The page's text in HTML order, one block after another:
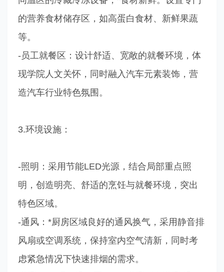
的营养食材储存区，如高蛋白食材、新鲜果蔬
等。
-员工就餐区：设计舒适、宽敞的就餐环境，体
现学院人文关怀，同时融入汽车元素装饰，营
造汽车行业特色氛围。
3.环境设施：
-照明：采用节能LED光源，结合局部重点照
明，创造明亮、舒适的烹饪与就餐环境，突出
特色区域。
-通风：*厨房区域良好的通风换气，采用静音排
风扇或空调系统，保持室内空气清新，同时考
虑紧急情况下快速排烟的需求。